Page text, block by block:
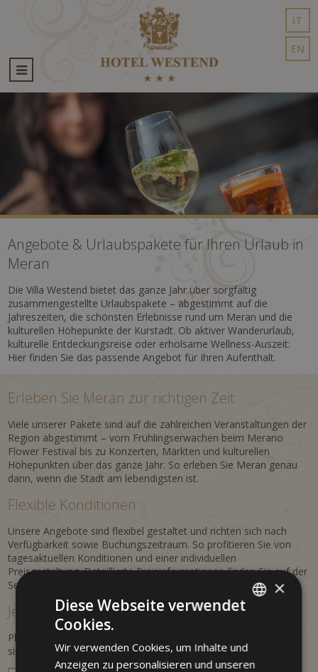
IT
EN
Angebote & Urlaubspakete für Ihren Urlaub in
Meran
Die Villa Westend bietet das ganze Jahr über sorgfältig
zusammengestellte Urlaubspakete – abgestimmt auf die
Jahreszeiten, die schönsten Erlebnisse rund um Meran und die
kulturellen Höhepunkte der Kurstadt. Ob aktiver Wanderurlaub,
kulturelle Entdeckungsreise oder erholsame Wellness-Auszeit:
Hier finden Sie das passende Angebot für Ihren Aufenthalt.
Erleben Sie Meran zur richtigen Zeit
Viele unserer Pakete sind auf die zahlreichen Veranstaltungen der
Region abgestimmt – vom Frühlingserwachen beim Merano
Flower Festival bis zu Konzerten, Märkten und kulturellen
Höhepunkten über das ganze Jahr. So erleben Sie Meran genau
dann, wenn die Stadt am lebendigsten ist.
Flexible Konditionen
Unsere Angebote sind flexibel gestaltet und richten sich nach
Verfügbarkeit sowie Buchungszeitraum. So profitieren Sie von
tagesaktuellen Konditionen und einer individuellen
Preisgestaltung. Detaillierte Preisinformationen finden Sie auf der
Seite
Jetzt Urlaub in Meran anfragen
Planen Sie Ihren Aufenthalt in der Villa Westend und sichern Sie
sich Ihr individuelles Angebot zum gewünschten Reisetermin.
GERMAN
×
Diese Webseite verwendet
Cookies.
Wir verwenden Cookies, um Inhalte und
Anzeigen zu personalisieren und unseren